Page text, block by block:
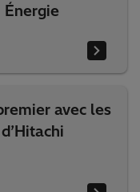
Énergie
avec les